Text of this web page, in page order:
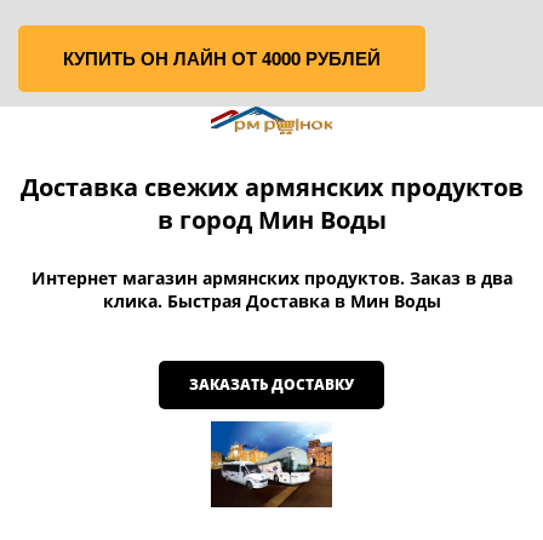
КУПИТЬ ОН ЛАЙН ОТ 4000 РУБЛЕЙ
Доставка свежих армянских продуктов
в город Мин Воды
Интернет магазин армянских продуктов. Заказ в два
клика. Быстрая Доставка в Мин Воды
ЗАКАЗАТЬ ДОСТАВКУ